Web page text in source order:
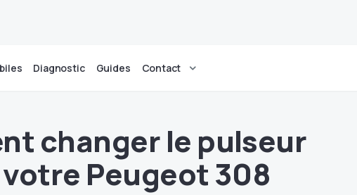
Diagnostic Guides Contact
changer le pulseur
votre Peugeot 308